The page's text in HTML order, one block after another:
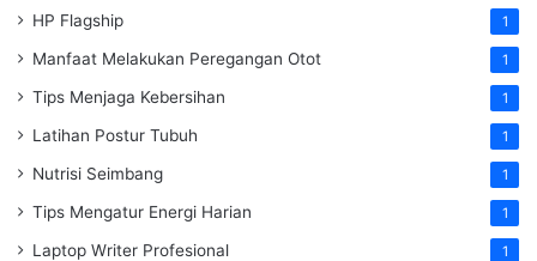
HP Flagship 1
Manfaat Melakukan Peregangan Otot 1
Tips Menjaga Kebersihan 1
Latihan Postur Tubuh 1
Nutrisi Seimbang 1
Tips Mengatur Energi Harian 1
Laptop Writer Profesional 1